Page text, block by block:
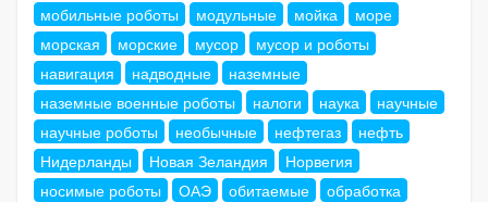
мобильные роботы
модульные мойка
море
морская
морские мусор
мусор и роботы
навигация
надводные
наземные
наземные военные роботы
налоги наука
научные
научные роботы
необычные нефтегаз
нефть
Нидерланды
Новая Зеландия
Норвегия
носимые роботы
ОАЭ обитаемые
обработка